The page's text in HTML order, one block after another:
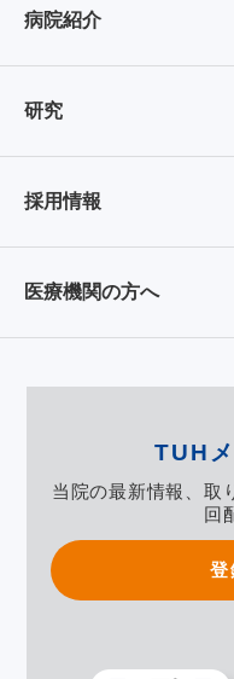
病院紹介
研究
採用情報
医療機関の方へ
TUH
当院の最新情報、取
回
登